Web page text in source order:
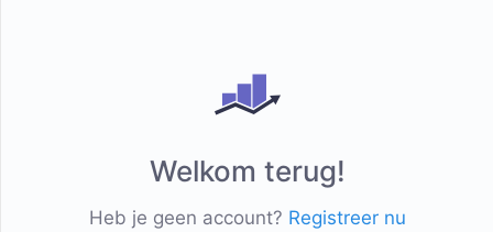
Welkom terug!
Heb je geen account? Registreer nu